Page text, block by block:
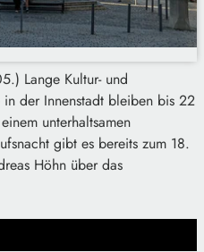
Lange Kultur- und
der Innenstadt bleiben bis 22
unterhaltsamen
gibt es bereits zum 18.
Höhn über das